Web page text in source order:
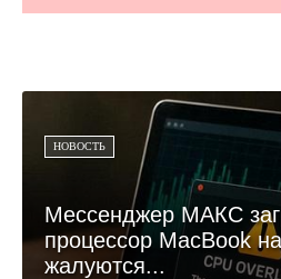
НОВОСТЬ
Мессенджер МАКС
процессор MacBook
жалуются...